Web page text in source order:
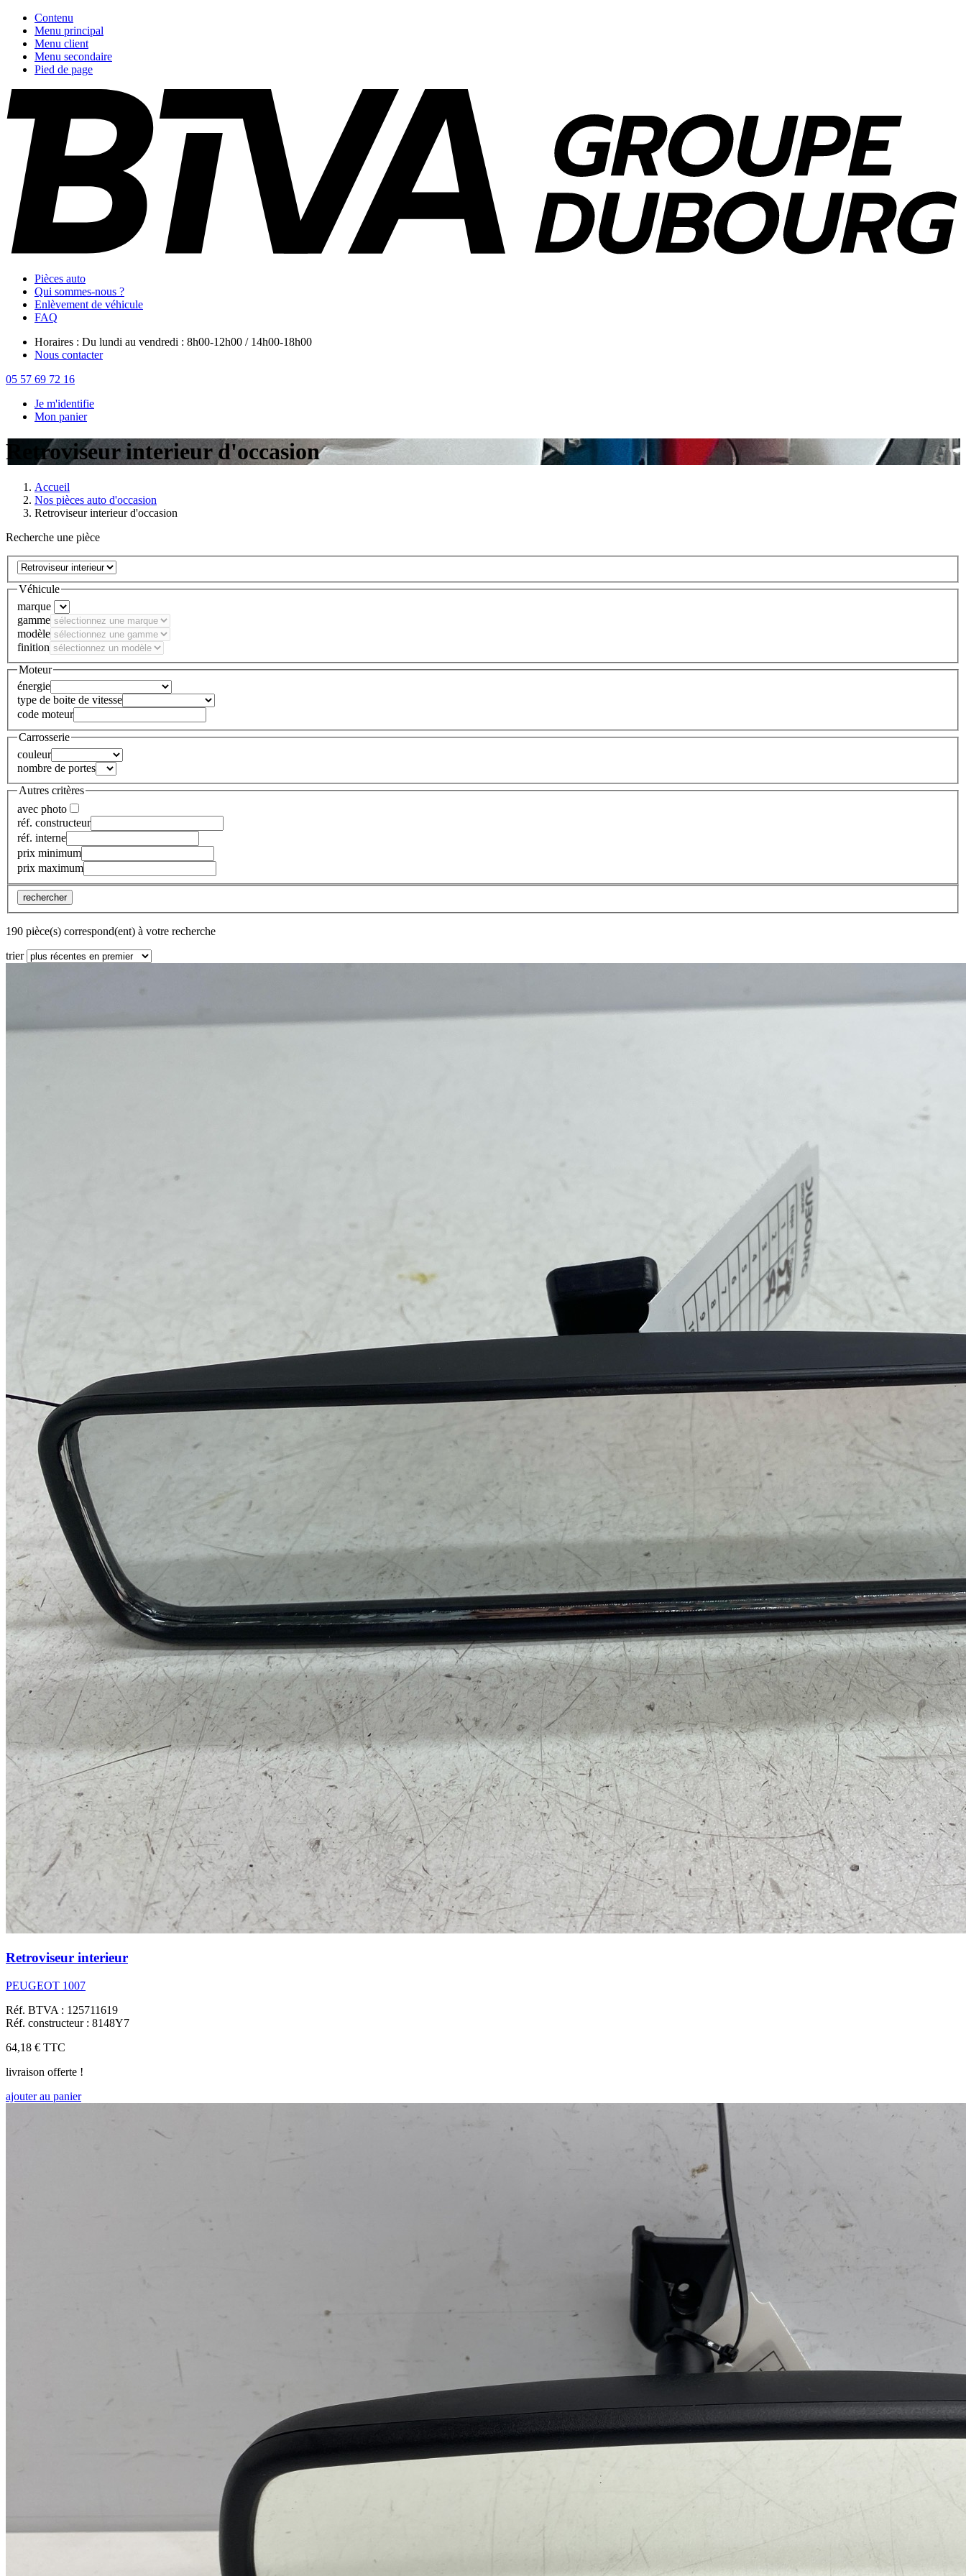
Contenu
Menu principal
Menu client
Menu secondaire
Pied de page
Pièces auto
Qui sommes-nous ?
Enlèvement de véhicule
FAQ
Horaires : Du lundi au vendredi : 8h00-12h00 / 14h00-18h00
Nous contacter
05 57 69 72 16
Je m'identifie
Mon panier
Retroviseur interieur d'occasion
Accueil
Nos pièces auto d'occasion
Retroviseur interieur d'occasion
Recherche une pièce
Véhicule
marque
gamme
modèle
finition
Moteur
énergie
type de boite de vitesse
code moteur
Carrosserie
couleur
nombre de portes
Autres critères
avec photo
réf. constructeur
réf. interne
prix minimum
prix maximum
rechercher
190 pièce(s) correspond(ent) à votre recherche
trier
Retroviseur interieur
PEUGEOT 1007
Réf. BTVA : 125711619
Réf. constructeur : 8148Y7
64,18 € TTC
livraison offerte !
ajouter au panier